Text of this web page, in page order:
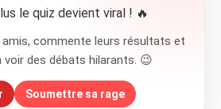
le quiz devient viral ! 🔥
commente leurs résultats et
voir des débats hilarants. 😉
Soumettre sa rage